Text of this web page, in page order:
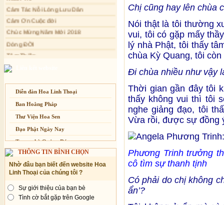
Nỗi lòng của các bệnh nhân nghèo
An Giang: Tịnh thất Quy Nguyên
phát quà từ thiện tại xã Cư Yang
Tịnh xá Ngọc Đăng khai giảng Thiền
dành cho Người bận rộn
Cảm Ơn Cuộc đời
Chúc Mừng Năm Mới 2018
Dòng ĐỜI
Tâm Thiền
Kính mừng Phật Đản
Anh không chết đâu em
Kiếp này
Diễn đàn Hoa Linh Thoại
Ban Hoằng Pháp
Thư Viện Hoa Sen
Đạo Phật Ngày Nay
Trang nhà Quảng Đức
Báo Giác Ngộ
Vesak 2014
THÔNG TIN BÌNH CHỌN
Nhờ đâu bạn biết đến website Hoa
Linh Thoại của chúng tôi ?
Sự giới thiệu của bạn bè
Tình cờ bắt gặp trên Google
Chị cũng hay lên chùa
Nói thật là tôi thường
vui, tôi có gặp mấy
lý nhà Phật, tôi thấy
chùa Kỳ Quang, tôi
Đi chùa nhiều như vậy
Thời gian gần đây tôi
thấy không vui thì tôi
nghe giảng đạo, tôi
Vừa rồi, được sự đồng
Phương Trinh trưởng
cô tìm sự thanh tịnh
Có phải do chị không
ẩn’?